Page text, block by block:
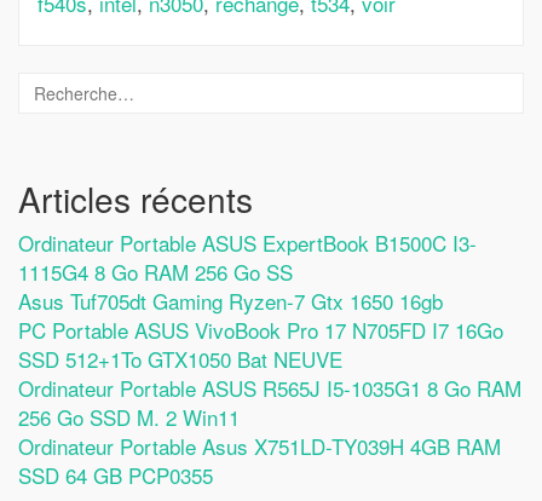
Articles récents
Ordinateur Portable ASUS ExpertBook B1500C I3-
1115G4 8 Go RAM 256 Go SS
Asus Tuf705dt Gaming Ryzen-7 Gtx 1650 16gb
PC Portable ASUS VivoBook Pro 17 N705FD I7 16Go
SSD 512+1To GTX1050 Bat NEUVE
Ordinateur Portable ASUS R565J I5-1035G1 8 Go RAM
256 Go SSD M. 2 Win11
Ordinateur Portable Asus X751LD-TY039H 4GB RAM
SSD 64 GB PCP0355